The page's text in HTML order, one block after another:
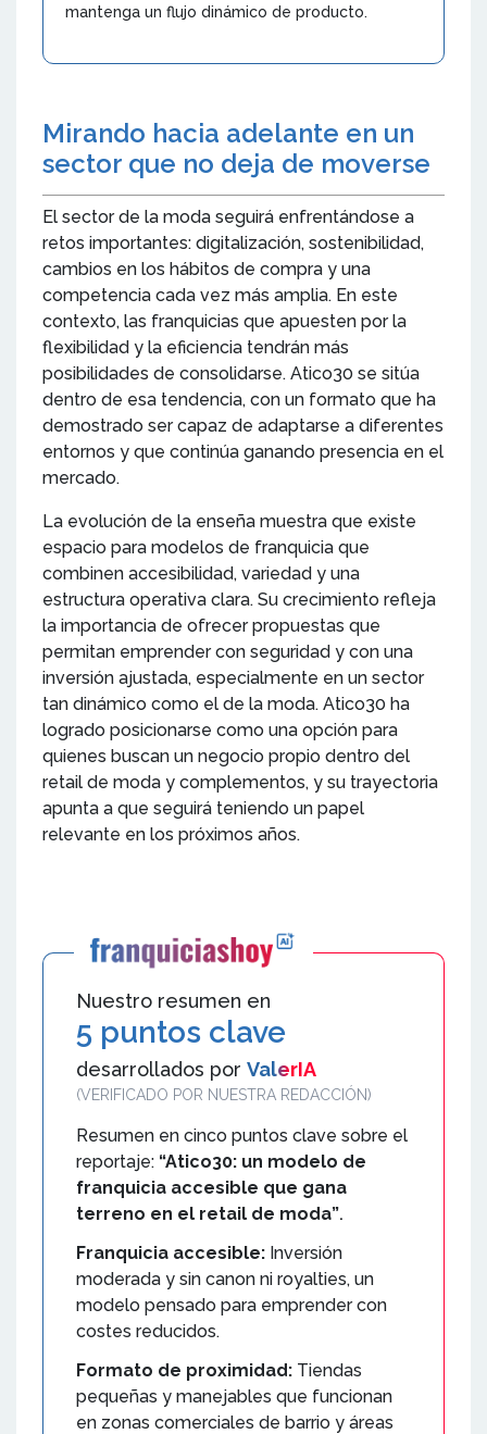
mantenga un flujo dinámico de producto.
Mirando hacia adelante en un
sector que no deja de moverse
El sector de la moda seguirá enfrentándose a
retos importantes: digitalización, sostenibilidad,
cambios en los hábitos de compra y una
competencia cada vez más amplia. En este
contexto, las franquicias que apuesten por la
flexibilidad y la eficiencia tendrán más
posibilidades de consolidarse. Atico30 se sitúa
dentro de esa tendencia, con un formato que ha
demostrado ser capaz de adaptarse a diferentes
entornos y que continúa ganando presencia en el
mercado.
La evolución de la enseña muestra que existe
espacio para modelos de franquicia que
combinen accesibilidad, variedad y una
estructura operativa clara. Su crecimiento refleja
la importancia de ofrecer propuestas que
permitan emprender con seguridad y con una
inversión ajustada, especialmente en un sector
tan dinámico como el de la moda. Atico30 ha
logrado posicionarse como una opción para
quienes buscan un negocio propio dentro del
retail de moda y complementos, y su trayectoria
apunta a que seguirá teniendo un papel
relevante en los próximos años.
Nuestro resumen en
5 puntos clave
desarrollados por ValerIA
(VERIFICADO POR NUESTRA REDACCIÓN)
Resumen en cinco puntos clave sobre el
reportaje: “Atico30: un modelo de
franquicia accesible que gana
terreno en el retail de moda”.
Franquicia accesible: Inversión
moderada y sin canon ni royalties, un
modelo pensado para emprender con
costes reducidos.
Formato de proximidad: Tiendas
pequeñas y manejables que funcionan
en zonas comerciales de barrio y áreas